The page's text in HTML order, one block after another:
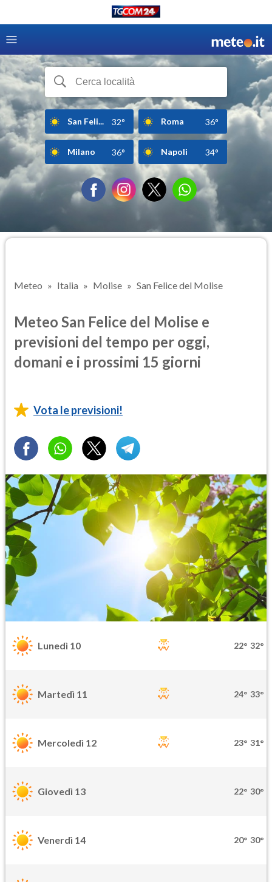
San Feli... 32° Roma 36°
Milano 36° Napoli 34°
Meteo Italia Molise San Felice del Molise
Meteo San Felice del Molise e
previsioni del tempo per oggi,
domani e i prossimi 15 giorni
Vota le previsioni!
Lunedì 10 22° 32°
Martedì 11 24° 33°
Mercoledì 12 23° 31°
Giovedì 13 22° 30°
Venerdì 14 20° 30°